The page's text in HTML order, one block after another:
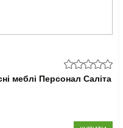
меблі Персонал Саліта